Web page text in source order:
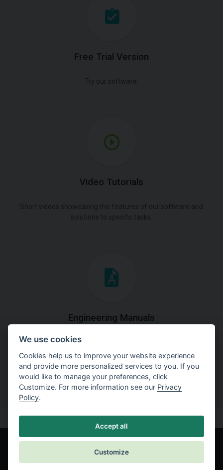
Free Trial Version
Video Tutorials
Engineering Manuals
Step by steps guides on how
to solve a specific tasks.
We use cookies
Cookies help us to improve your website experience
and provide more personalized services to you. If you
would like to manage your preferences, click
Customize. For more information see our Privacy
Policy.
Accept all
Customize